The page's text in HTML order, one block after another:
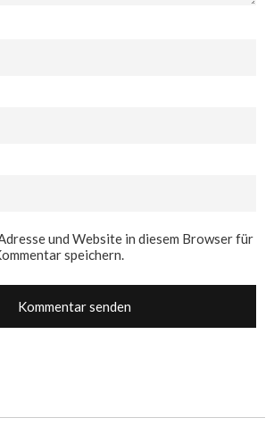
und Website in diesem Browser für
speichern.